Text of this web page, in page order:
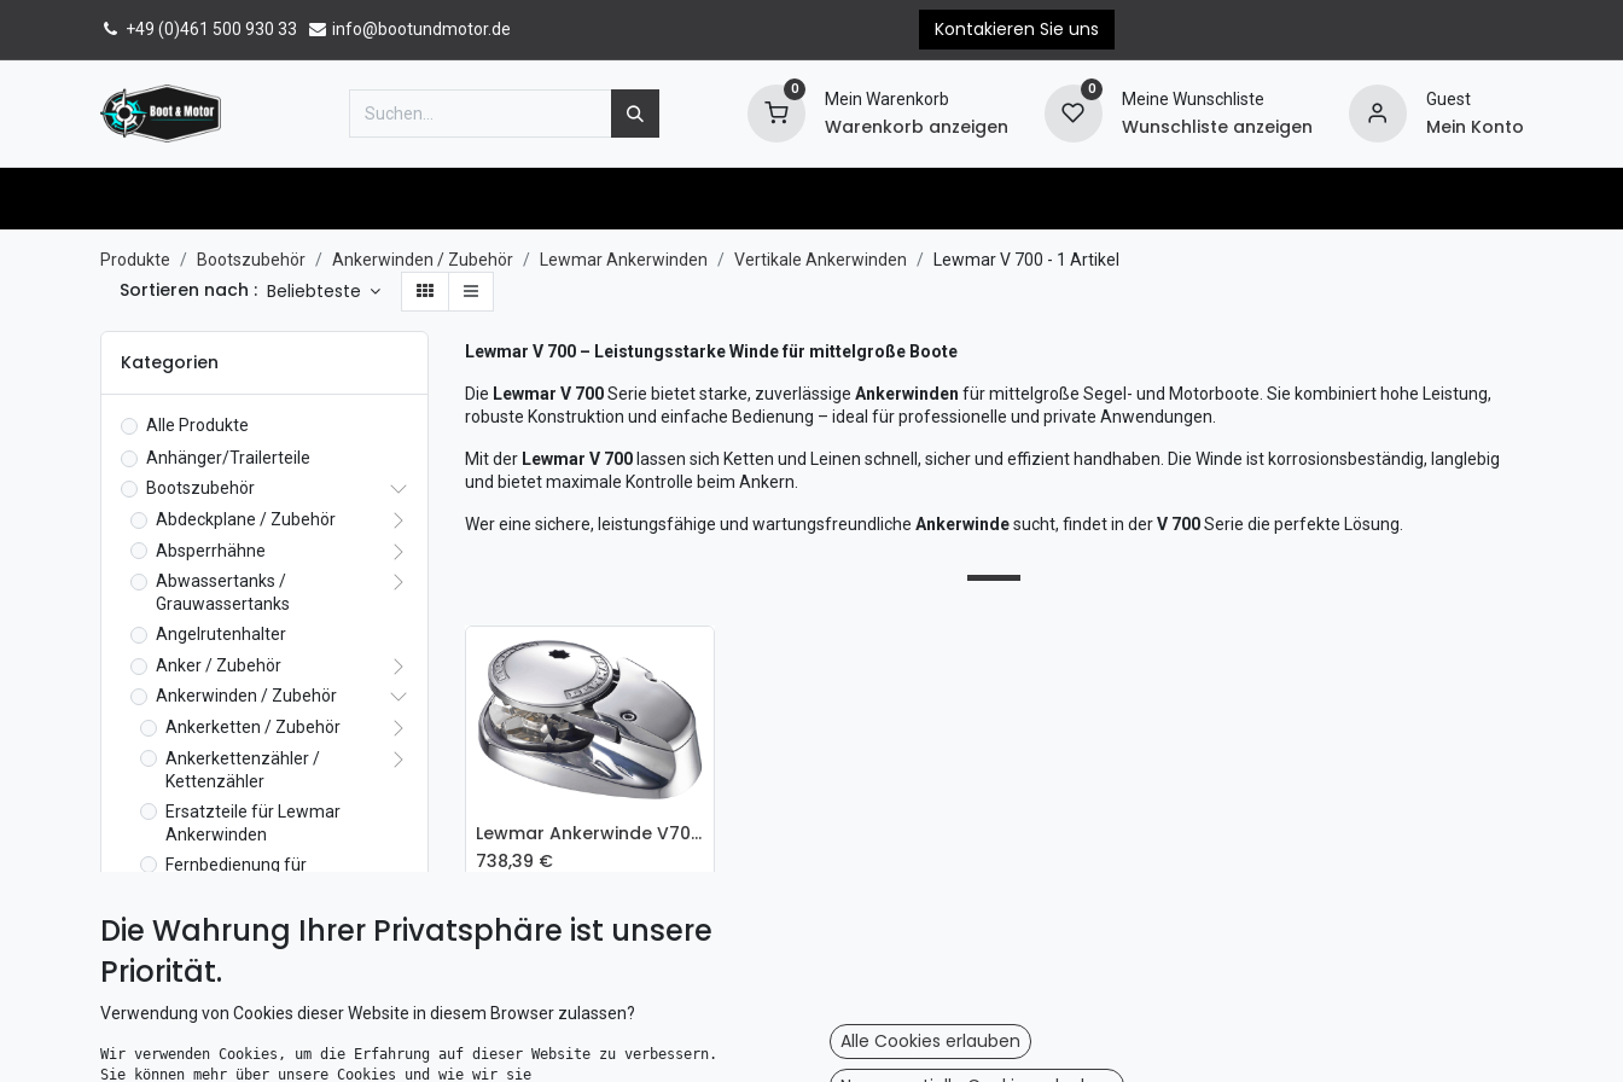
+49 (0)461 500 930 33 info@bootundmotor.de Kontakieren Sie uns
0
Mein Warenkorb
Warenkorb anzeigen
0
Meine Wunschliste
Wunschliste anzeigen
Guest
Mein Konto
Produkte Bootszubehör Ankerwinden / Zubehör Lewmar Ankerwinden Vertikale Ankerwinden Lewmar V 700 - 1 Artikel
Sortieren nach : Beliebteste
Kategorien
Alle Produkte
Anhänger/Trailerteile
Bootszubehör
Abdeckplane / Zubehör
Absperrhähne
Abwassertanks /
Grauwassertanks
Angelrutenhalter
Anker / Zubehör
Ankerwinden / Zubehör
Ankerketten / Zubehör
Ankerkettenzähler /
Kettenzähler
Ersatzteile für Lewmar
Ankerwinden
Fernbedienung für
Lewmar Ankerwinden
Horizontale Ankerwinden
Vertikale Ankerwinden
Lewmar C3 Capstan
Lewmar V 700
Lewmar V 700 – Leistungsstarke Winde für mittelgroße Boote
Die Lewmar V 700Serie bietet starke, zuverlässige Ankerwinden für mittelgroße Segel- und Motorboote. Sie kombiniert hohe Leistung,
robuste Konstruktion und einfache Bedienung – ideal für professionelle und private Anwendungen.
Mit der Lewmar V 700lassen sich Ketten und Leinen schnell, sicher und effizient handhaben. Die Winde ist korrosionsbeständig, langlebig
und bietet maximale Kontrolle beim Ankern.
Wer eine sichere, leistungsfähige und wartungsfreundliche Ankerwindesucht, findet in derV 700Serie die perfekte Lösung.
Lewmar Ankerwinde V700 12V
738,39 €
Die Wahrung Ihrer Privatsphäre ist unsere
Priorität.
Verwendung von Cookies dieser Website in diesem Browser zulassen?
Wir verwenden Cookies, um die Erfahrung auf dieser Website zu verbessern.
Sie können mehr über unsere Cookies und wie wir sie
Alle Cookies erlauben